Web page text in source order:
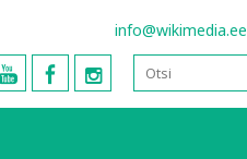
info@wikimedia.ee